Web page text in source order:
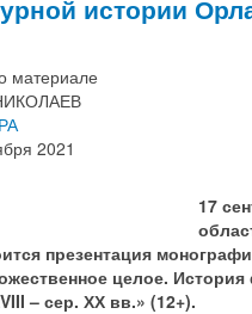
истории
материале
2021
17
презентация
целое.
– сер. ХХ вв.» (12+).